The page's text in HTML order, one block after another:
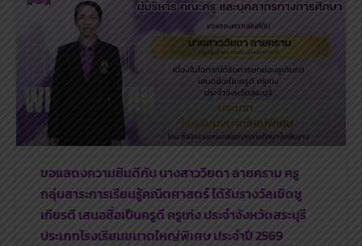
ขอแสดงความยินดีกับ นางสาววิยดา ลายคราม ครู
กลุ่มสาระการเรียนรู้คณิตศาสตร์ ได้รับรางวัลเชิดชู
เกียรติ เสนอชื่อเป็นครูดี ครูเก่ง ประจำจังหวัดสระบุรี
ประเภทโรงเรียนขนาดใหญ่พิเศษ ประจำปี 2569